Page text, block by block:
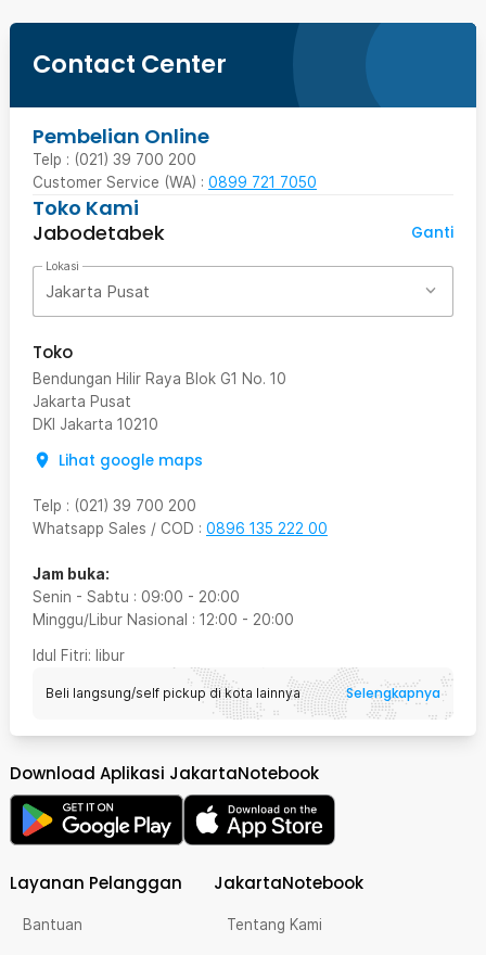
Contact Center
Pembelian Online
Telp : (021) 39 700 200
Customer Service (WA) : 0899 721 7050
Toko Kami
Jabodetabek
Ganti
Lokasi
Jakarta Pusat
Toko
Bendungan Hilir Raya Blok G1 No. 10
Jakarta Pusat
DKI Jakarta 10210
Lihat google maps
Telp : (021) 39 700 200
Whatsapp Sales / COD : 0896 135 222 00
Jam buka:
Senin - Sabtu : 09:00 - 20:00
Minggu/Libur Nasional : 12:00 - 20:00
Idul Fitri: libur
Beli langsung/self pickup di kota lainnya Selengkapnya
Download Aplikasi JakartaNotebook
Layanan Pelanggan
Bantuan
JakartaNotebook
Tentang Kami